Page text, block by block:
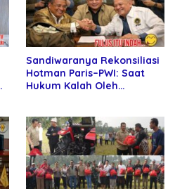
Sandiwaranya Rekonsiliasi
Hotman Paris–PWI: Saat
Hukum Kalah Oleh